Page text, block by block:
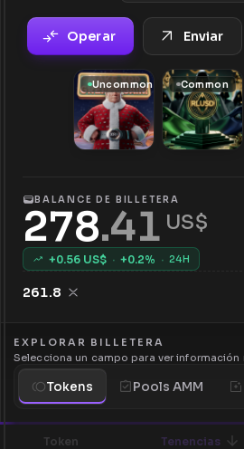
Operar Enviar
Uncommon Common
BALANCE DE BILLETERA
278.41 US$
+0.56 US$ · +0.2% · 24H
261.8
EXPLORAR BILLETERA
Selecciona un campo para ver información
Tokens Pools AMM
Token Tenencias